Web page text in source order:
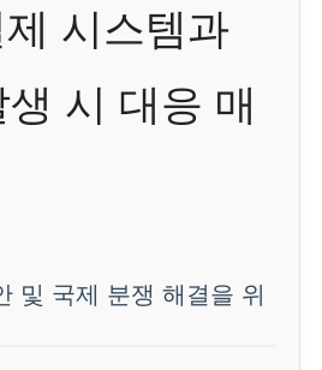
시스템과
시 대응 매
및 국제 분쟁 해결을 위